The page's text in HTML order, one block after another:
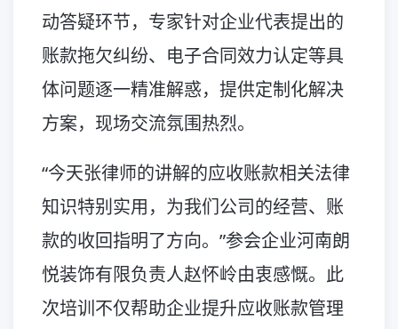
动答疑环节，专家针对企业代表提出的
账款拖欠纠纷、电子合同效力认定等具
体问题逐一精准解惑，提供定制化解决
方案，现场交流氛围热烈。
“今天张律师的讲解的应收账款相关法律
知识特别实用，为我们公司的经营、账
款的收回指明了方向。”参会企业河南朗
悦装饰有限负责人赵怀岭由衷感慨。此
次培训不仅帮助企业提升应收账款管理